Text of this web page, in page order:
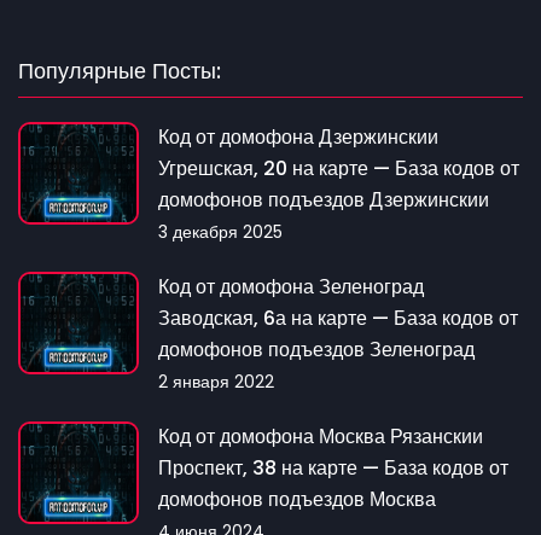
Популярные Посты:
Код от домофона Дзержинскии
Угрешская, 20 на карте — База кодов от
домофонов подъездов Дзержинскии
3 декабря 2025
Код от домофона Зеленоград
Заводская, 6а на карте — База кодов от
домофонов подъездов Зеленоград
2 января 2022
Код от домофона Москва Рязанскии
Проспект, 38 на карте — База кодов от
домофонов подъездов Москва